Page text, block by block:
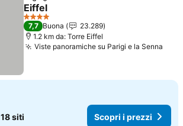
Eiffel
4 Stelle
7,7 Buona
23.289
1.2 km da: Torre Eiffel
Viste panoramiche su Parigi e la Senna
18 siti Scopri i prezzi